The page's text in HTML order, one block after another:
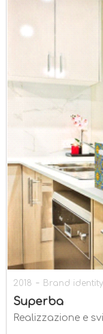
2018 - Brand identity
Superba
Realizzazione e